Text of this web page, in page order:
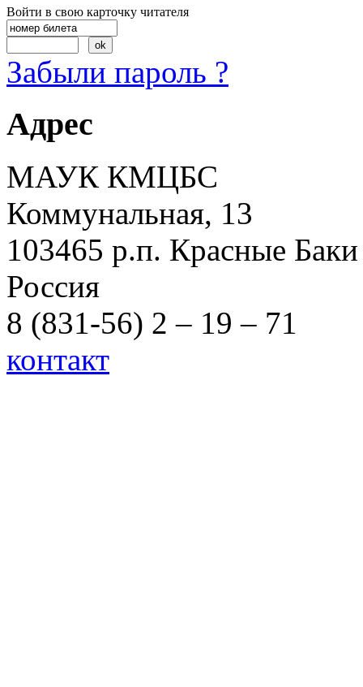
Войти в свою карточку читателя
Забыли пароль ?
Адрес
МАУК КМЦБС
Коммунальная, 13
103465 р.п. Красные Баки
Россия
8 (831-56) 2 – 19 – 71
контакт